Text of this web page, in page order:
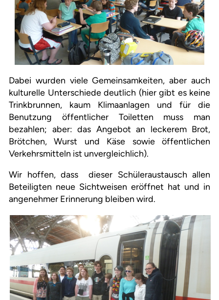
Dabei wurden viele Gemeinsamkeiten, aber auch
kulturelle Unterschiede deutlich (hier gibt es keine
Trinkbrunnen, kaum Klimaanlagen und für die
Benutzung öffentlicher Toiletten muss man
bezahlen; aber: das Angebot an leckerem Brot,
Brötchen, Wurst und Käse sowie öffentlichen
Verkehrsmitteln ist unvergleichlich).
Wir hoffen, dass dieser Schüleraustausch allen
Beteiligten neue Sichtweisen eröffnet hat und in
angenehmer Erinnerung bleiben wird.